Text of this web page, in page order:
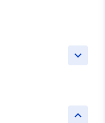
keyboard_arrow_down
keyboard_arrow_up